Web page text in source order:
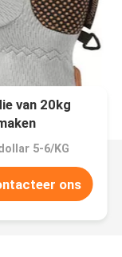
van 20kg
5-6/KG
ons